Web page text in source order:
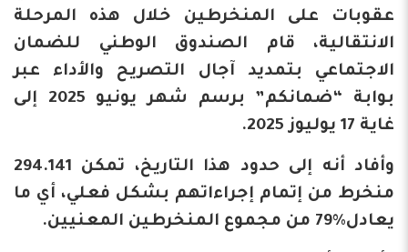
عقوبات على المنخرطين خلال هذه المرحلة
الانتقالية، قام الصندوق الوطني للضمان
الاجتماعي بتمديد آجال التصريح والأداء عبر
بوابة “ضمانكم” برسم شهر يونيو 2025 إلى
غاية 17 يوليوز 2025.
وأفاد أنه إلى حدود هذا التاريخ، تمكن 294.141
منخرط من إتمام إجراءاتهم بشكل فعلي، أي ما
يعادل%79 من مجموع المنخرطين المعنيين.